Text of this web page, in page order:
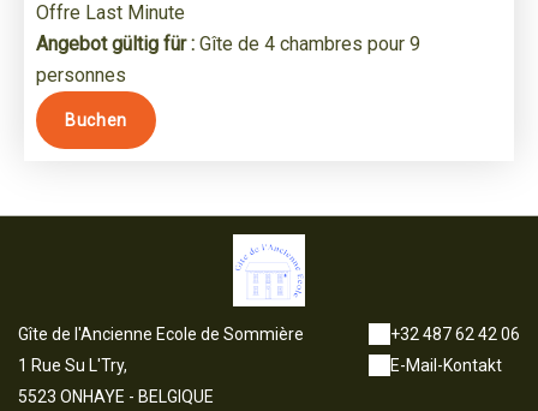
Offre Last Minute
Angebot gültig für : Gîte de 4 chambres pour 9
personnes
Buchen
Gîte de l'Ancienne Ecole de Sommière
1 Rue Su L'Try,
5523 ONHAYE - BELGIQUE
+32 487 62 42 06
E-Mail-Kontakt